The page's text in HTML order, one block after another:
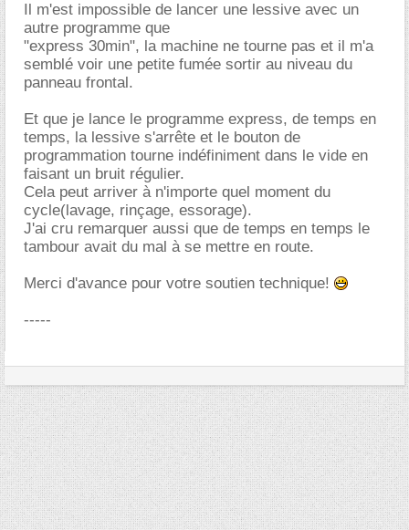
Il m'est impossible de lancer une lessive avec un
autre programme que
"express 30min", la machine ne tourne pas et il m'a
semblé voir une petite fumée sortir au niveau du
panneau frontal.
Et que je lance le programme express, de temps en
temps, la lessive s'arrête et le bouton de
programmation tourne indéfiniment dans le vide en
faisant un bruit régulier.
Cela peut arriver à n'importe quel moment du
cycle(lavage, rinçage, essorage).
J'ai cru remarquer aussi que de temps en temps le
tambour avait du mal à se mettre en route.
Merci d'avance pour votre soutien technique!
-----